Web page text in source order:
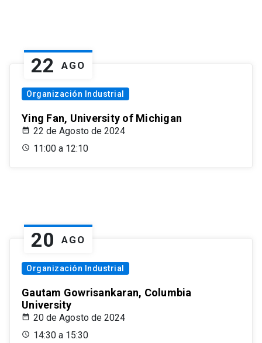
22 AGO
Organización Industrial
Ying Fan, University of Michigan
22 de Agosto de 2024
11:00 a 12:10
20 AGO
Organización Industrial
Gautam Gowrisankaran, Columbia
University
20 de Agosto de 2024
14:30 a 15:30